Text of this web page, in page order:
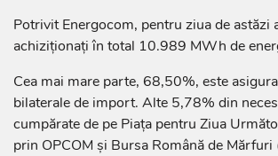
Potrivit Energocom, pentru ziua de astăzi
achiziționați în total 10.989 MWh de
Cea mai mare parte, 68,50%, este
bilaterale de import. Alte 5,78% din
cumpărate de pe Piața pentru Ziua
prin OPCOM și Bursa Română de Mărfuri